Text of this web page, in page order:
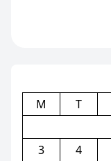
M
T
3
4